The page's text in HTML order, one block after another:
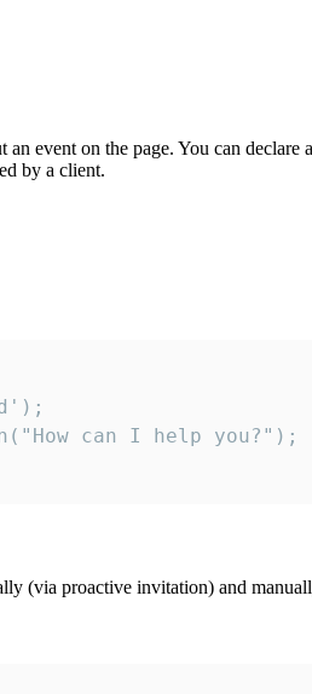
event on the page. You can
by a client.
can I help you?");
(via proactive invitation) and